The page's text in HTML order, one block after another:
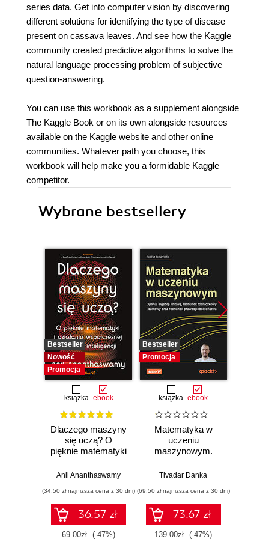
series data. Get into computer vision by discovering
different solutions for identifying the type of disease
present on cassava leaves. And see how the Kaggle
community created predictive algorithms to solve the
natural language processing problem of subjective
question-answering.
You can use this workbook as a supplement alongside
The Kaggle Book or on its own alongside resources
available on the Kaggle website and other online
communities. Whatever path you choose, this
workbook will help make you a formidable Kaggle
competitor.
Wybrane bestsellery
Bestseller
Nowość
Promocja
książka ebook
Dlaczego maszyny
się uczą? O
pięknie matematyki
współczesnej
inteligencji
Anil Ananthaswamy
(34,50 zł najniższa cena z 30 dni)
36.57 zł
69.00zł (-47%)
Bestseller
Promocja
książka ebook
Matematyka w
uczeniu
maszynowym.
liniową, rachunek
całkowy oraz
rachunek
prawdopodobieństwa
Tivadar Danka
(69,50 zł najniższa cena z 30 dni)
73.67 zł
139.00zł (-47%)